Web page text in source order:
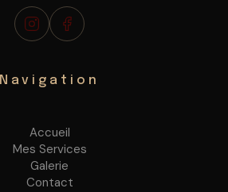
Navigation
Accueil
Mes Services
Galerie
Contact